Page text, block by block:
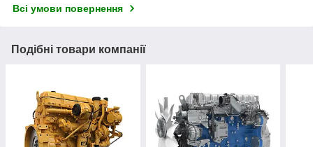
Всі умови повернення
Подібні товари компанії